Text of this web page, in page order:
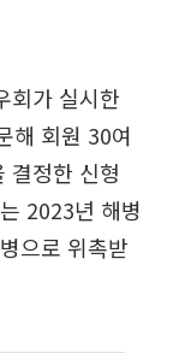
회가 실시한
해 회원 30여
결정한 신형
2023년 해병
으로 위촉받